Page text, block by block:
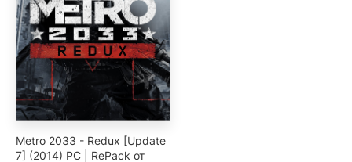
Metro 2033 - Redux [Update
7] (2014) PC | RePack от